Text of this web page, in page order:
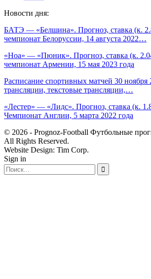
Новости дня:
БАТЭ — «Белшина». Прогноз, ставка (к.
чемпионат Белоруссии, 14 августа 2022…
«Ноа» — «Пюник». Прогноз, ставка (к.
чемпионат Армении, 15 мая 2023 года
Расписание спортивных матчей 30
трансляции, текстовые трансляции,…
«Лестер» — «Лидс». Прогноз, ставка (к.
Чемпионат Англии, 5 марта 2022 года
© 2026 - Prognoz-Football Футбольные
All Rights Reserved.
Website Design: Tim Corp.
Sign in